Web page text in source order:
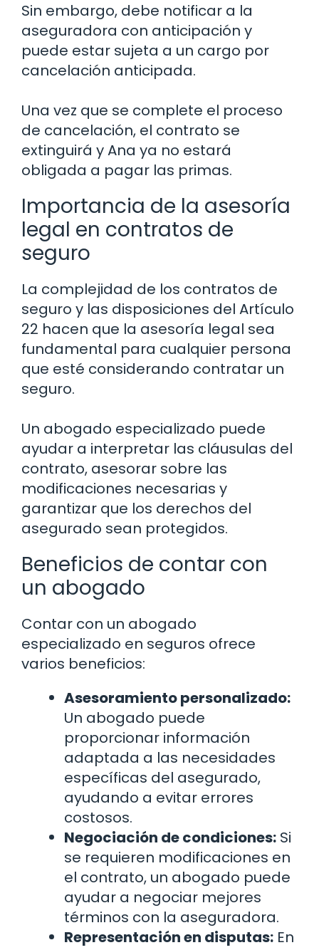
Sin embargo, debe notificar a la
aseguradora con anticipación y
puede estar sujeta a un cargo por
cancelación anticipada.
Una vez que se complete el proceso
de cancelación, el contrato se
extinguirá y Ana ya no estará
obligada a pagar las primas.
Importancia de la asesoría
legal en contratos de
seguro
La complejidad de los contratos de
seguro y las disposiciones del Artículo
22 hacen que la asesoría legal sea
fundamental para cualquier persona
que esté considerando contratar un
seguro.
Un abogado especializado puede
ayudar a interpretar las cláusulas del
contrato, asesorar sobre las
modificaciones necesarias y
garantizar que los derechos del
asegurado sean protegidos.
Beneficios de contar con
un abogado
Contar con un abogado
especializado en seguros ofrece
varios beneficios:
Asesoramiento personalizado:
Un abogado puede
proporcionar información
adaptada a las necesidades
específicas del asegurado,
ayudando a evitar errores
costosos.
Negociación de condiciones: Si
se requieren modificaciones en
el contrato, un abogado puede
ayudar a negociar mejores
términos con la aseguradora.
Representación en disputas: En